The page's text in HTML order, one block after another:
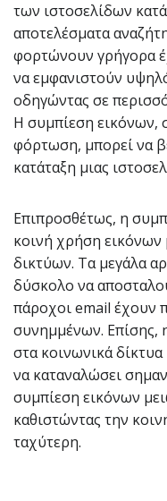
των ιστοσελίδων
αποτελέσματα
φορτώνουν γρήγορα
να εμφανιστούν
οδηγώντας σε
Η συμπίεση εικόνων,
φόρτωση, μπορεί να
κατάταξη μιας
Επιπροσθέτως, η
κοινή χρήση
δικτύων. Τα μεγάλα
δύσκολο να
πάροχοι email έχουν
συνημμένων. Επίσης,
στα κοινωνικά
να καταναλώσει
συμπίεση εικόνων
καθιστώντας την
ταχύτερη.